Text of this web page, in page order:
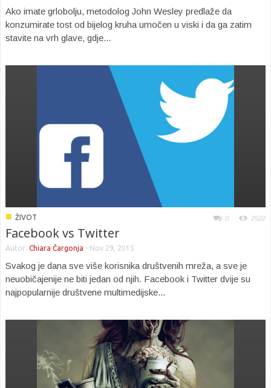
Ako imate grlobolju, metodolog John Wesley predlaže da
konzumirate tost od bijelog kruha umočen u viski i da ga zatim
stavite na vrh glave, gdje...
■ ŽIVOT 0 2522
Facebook vs Twitter
Autor: Chiara Čargonja - Nov 29, 2015
Svakog je dana sve više korisnika društvenih mreža, a sve je
neuobičajenije ne biti jedan od njih. Facebook i Twitter dvije su
najpopularnije društvene multimedijske...